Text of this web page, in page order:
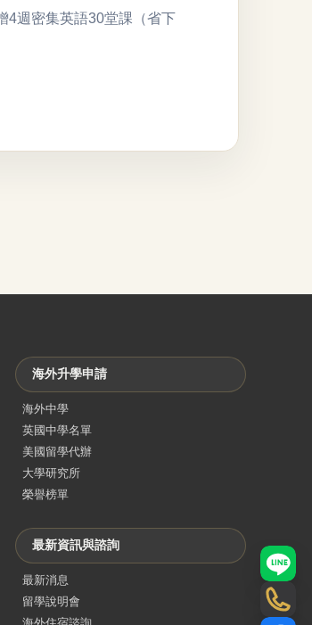
4週密集英語30堂課（省下
海外升學申請
海外中學
英國中學名單
美國留學代辦
大學研究所
榮譽榜單
最新資訊與諮詢
最新消息
留學說明會
LINE
電話